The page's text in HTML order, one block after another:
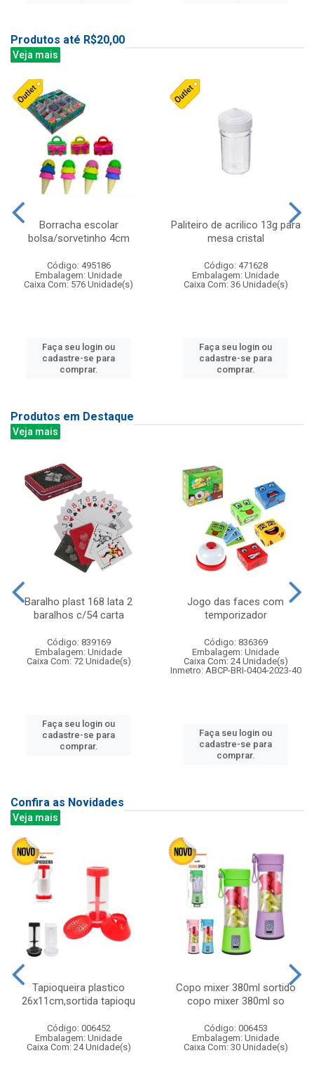
Produtos até R$20,00
Veja mais
Borracha escolar
bolsa/sorvetinho 4cm
Código: 495186
Embalagem: Unidade
Caixa Com: 576 Unidade(s)
Faça seu login ou
cadastre-se para
comprar.
Paliteiro de acrilico 13g para
mesa cristal
Código: 471628
Embalagem: Unidade
Caixa Com: 36 Unidade(s)
Faça seu login ou
cadastre-se para
comprar.
Produtos em Destaque
Veja mais
Baralho plast 168 lata 2
baralhos c/54 carta
Código: 839169
Embalagem: Unidade
Caixa Com: 72 Unidade(s)
Faça seu login ou
cadastre-se para
comprar.
Jogo das faces com
temporizador
Código: 836369
Embalagem: Unidade
Caixa Com: 24 Unidade(s)
Inmetro: ABCP-BRI-0404-2023-40
Faça seu login ou
cadastre-se para
comprar.
Confira as Novidades
Veja mais
Tapioqueira plastico
26x11cm,sortida tapioqu
Código: 006452
Embalagem: Unidade
Caixa Com: 24 Unidade(s)
Copo mixer 380ml sortido
copo mixer 380ml so
Código: 006453
Embalagem: Unidade
Caixa Com: 30 Unidade(s)